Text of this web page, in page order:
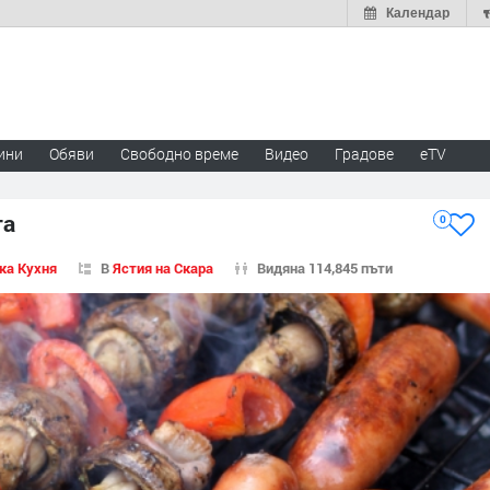
Календар
Обяви Свободно време Видео Градове eTV
0
Кухня ВЯстия на Скара Видяна 114,845 пъти